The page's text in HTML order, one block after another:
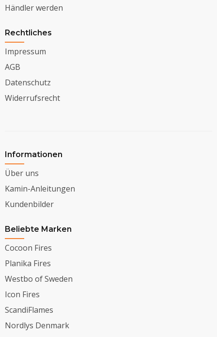
Händler werden
Rechtliches
Impressum
AGB
Datenschutz
Widerrufsrecht
Informationen
Über uns
Kamin-Anleitungen
Kundenbilder
Beliebte Marken
Cocoon Fires
Planika Fires
Westbo of Sweden
Icon Fires
ScandiFlames
Nordlys Denmark